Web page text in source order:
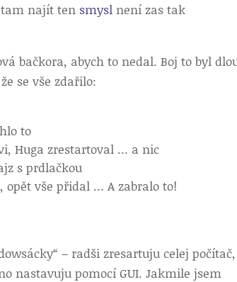
tam najít ten smysl není zas tak
bačkora, abych to nedal. Boj to byl
se vše zdařilo:
to
Huga zrestartoval … a nic
s prdlačkou
opět vše přidal … A zabralo to!
– radši zresartuju celej počítač,
nastavuju pomocí GUI. Jakmile jsem